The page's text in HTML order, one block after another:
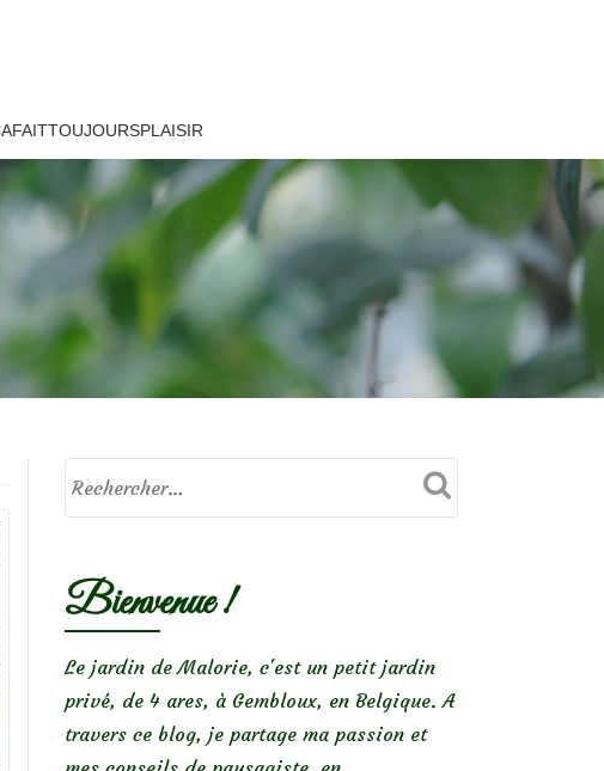
Bienvenue !
Le jardin de Malorie, c'est un petit jardin
privé, de 4 ares, à Gembloux, en Belgique. A
travers ce blog, je partage ma passion et